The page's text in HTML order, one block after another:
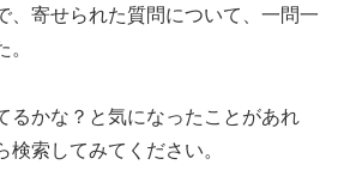
、寄せられた質問について、一問一
るかな？と気になったことがあれ
検索してみてください。